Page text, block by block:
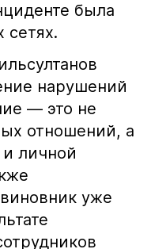
была
сетях.
нарушений
— это не
отношений, а
и личной
уже